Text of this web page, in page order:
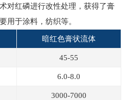
对红磷进行改性处理，获得了膏
用于涂料，纺织等。
暗红色膏状流体
45-55
6.0-8.0
3000-7000